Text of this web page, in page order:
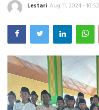
POLITIK
EKSBIS
PSPS PEKANBARU
Lestari Aug 11, 2024 - 10:52